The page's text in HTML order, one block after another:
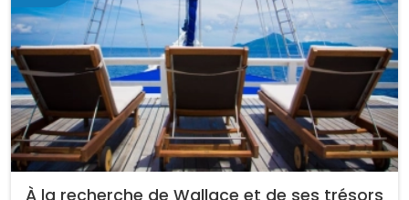
À la recherche de Wallace et de ses trésors